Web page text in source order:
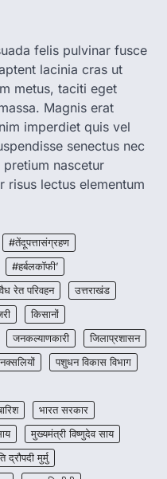
August 7, 2026
मुक्ति दिवस भारत सरकार द्वारा
के लिए वर्ष…
साय के नेतृत्व में
उपलब्धि
की आय…
अनुष्का को मिला नया
से संभव हुई सफल सर्जरी
August 7, 2026
स्वास्थ्य कार्यक्रम (चिरायु) के तहत
की मासूम…
felis pulvinar fusce
lacinia cras ut
metus, taciti eget
Magnis erat
imperdiet quis vel
senectus nec
nascetur
lectus elementum
#तेंदूपत्तासंग्रहण
#हर्बलकॉफी’
रेत परिवहन
उत्तराखंड
किसानों
जनकल्याणकारी
जिलाप्रशासन
नक्सलियों
पशुधन विकास विभाग
भारत सरकार
मुख्यमंत्री विष्णुदेव साय
द्रौपदी मुर्मु